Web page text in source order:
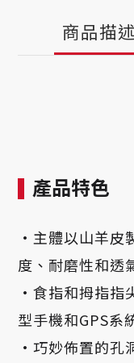
商品描述
產品特色
·主體以山羊皮
度、耐磨性和透
·食指和拇指指
型手機和GPS系
·巧妙佈置的孔